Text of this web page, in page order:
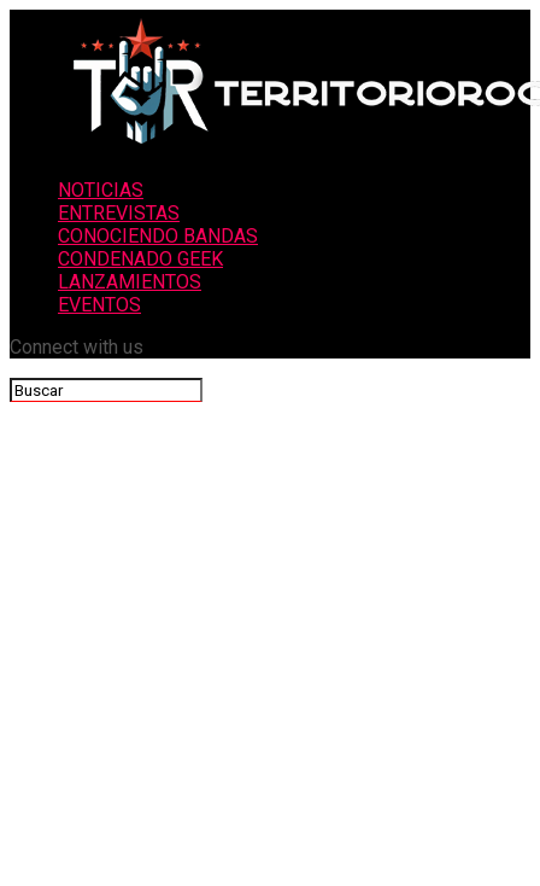
NOTICIAS
ENTREVISTAS
CONOCIENDO BANDAS
CONDENADO GEEK
LANZAMIENTOS
EVENTOS
Connect with us